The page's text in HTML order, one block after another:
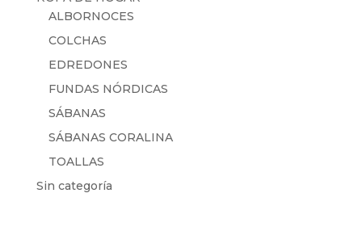
ALBORNOCES
COLCHAS
EDREDONES
FUNDAS NÓRDICAS
SÁBANAS
SÁBANAS CORALINA
TOALLAS
Sin categoría